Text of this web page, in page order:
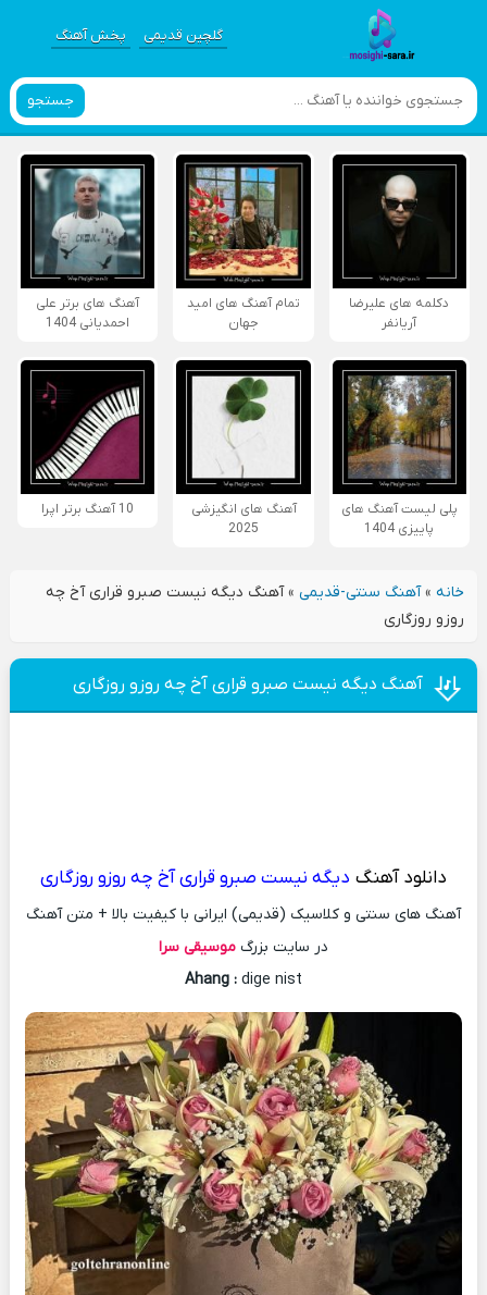
گلچین قدیمی پخش آهنگ
جستجو
دکلمه های علیرضا
آریانفر
تمام آهنگ های امید
جهان
آهنگ های برتر علی
احمدیانی 1404
پلی لیست آهنگ های
پاییزی 1404
آهنگ های انگیزشی
2025
10 آهنگ برتر اپرا
خانه»آهنگ سنتی-قدیمی»آهنگ دیگه نیست صبرو قراری آخ چه
روزو روزگاری
آهنگ دیگه نیست صبرو قراری آخ چه روزو روزگاری
دانلود آهنگ دیگه نیست صبرو قراری آخ چه روزو روزگاری
آهنگ های سنتی و کلاسیک (قدیمی) ایرانی با کیفیت بالا + متن آهنگ
در سایت بزرگ موسیقی سرا
Ahang : dige nist